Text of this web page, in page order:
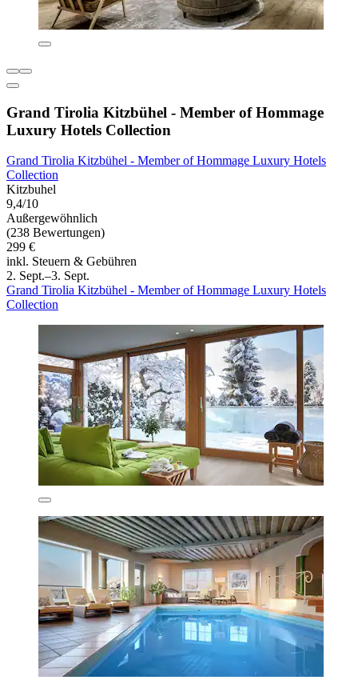
Grand Tirolia Kitzbühel - Member of Hommage
Luxury Hotels Collection
Grand Tirolia Kitzbühel - Member of Hommage Luxury Hotels
Collection
Kitzbuhel
9,4/10
Außergewöhnlich
(238 Bewertungen)
299 €
inkl. Steuern & Gebühren
2. Sept.–3. Sept.
Grand Tirolia Kitzbühel - Member of Hommage Luxury Hotels
Collection